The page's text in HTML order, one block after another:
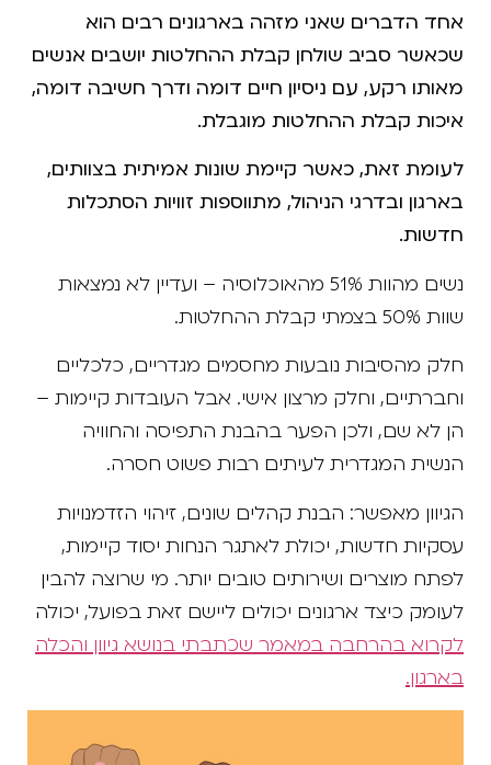
אחד הדברים שאני מזהה בארגונים רבים הוא
שכאשר סביב שולחן קבלת ההחלטות יושבים אנשים
מאותו רקע, עם ניסיון חיים דומה ודרך חשיבה דומה,
איכות קבלת ההחלטות מוגבלת.
לעומת זאת, כאשר קיימת שונות אמיתית בצוותים,
בארגון ובדרגי הניהול, מתווספות זוויות הסתכלות
חדשות.
נשים מהוות 51% מהאוכלוסיה – ועדיין לא נמצאות
שוות 50% בצמתי קבלת ההחלטות.
חלק מהסיבות נובעות מחסמים מגדריים, כלכליים
וחברתיים, וחלק מרצון אישי. אבל העובדות קיימות –
הן לא שם, ולכן הפער בהבנת התפיסה והחוויה
הנשית המגדרית לעיתים רבות פשוט חסרה.
הגיוון מאפשר: הבנת קהלים שונים, זיהוי הזדמנויות
עסקיות חדשות, יכולת לאתגר הנחות יסוד קיימות,
לפתח מוצרים ושירותים טובים יותר. מי שרוצה להבין
לעומק כיצד ארגונים יכולים ליישם זאת בפועל, יכולה
לקרוא בהרחבה במאמר שכתבתי בנושא גיוון והכלה
בארגון.